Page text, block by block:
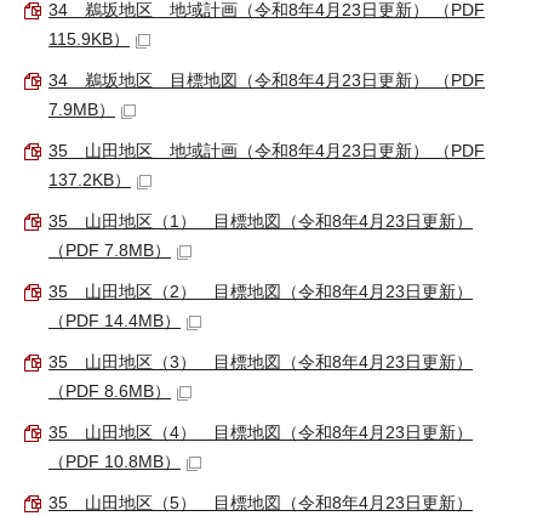
34 鵜坂地区 地域計画（令和8年4月23日更新） （PDF
115.9KB）
34 鵜坂地区 目標地図（令和8年4月23日更新） （PDF
7.9MB）
35 山田地区 地域計画（令和8年4月23日更新） （PDF
137.2KB）
35 山田地区（1） 目標地図（令和8年4月23日更新）
（PDF 7.8MB）
35 山田地区（2） 目標地図（令和8年4月23日更新）
（PDF 14.4MB）
35 山田地区（3） 目標地図（令和8年4月23日更新）
（PDF 8.6MB）
35 山田地区（4） 目標地図（令和8年4月23日更新）
（PDF 10.8MB）
35 山田地区（5） 目標地図（令和8年4月23日更新）